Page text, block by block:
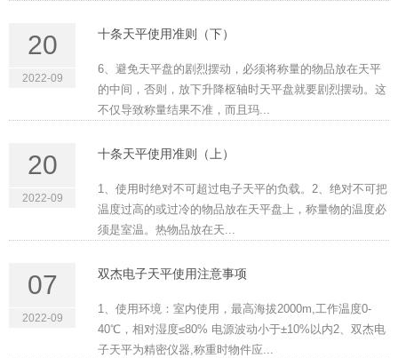
20
2022-09
十条天平使用准则（下）
6、避免天平盘的剧烈摆动，必须将称量的物品放在天平
的中间，否则，放下升降枢轴时天平盘就要剧烈摆动。这
不仅导致称量结果不准，而且玛...
20
2022-09
十条天平使用准则（上）
1、使用时绝对不可超过电子天平的负载。2、绝对不可把
温度过高的或过冷的物品放在天平盘上，称量物的温度必
须是室温。热物品放在天...
07
2022-09
双杰电子天平使用注意事项
1、使用环境：室内使用，最高海拔2000m,工作温度0-
40℃，相对湿度≤80% 电源波动小于±10%以内2、双杰电
子天平为精密仪器,称重时物件应...